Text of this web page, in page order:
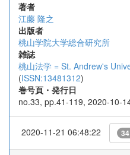
著者
江藤 隆之
出版者
桃山学院大学総合研究所
雑誌
桃山法学 = St. Andrew's
(ISSN:13481312)
巻号頁・発行日
no.33, pp.41-119, 2020-10-
2020-11-21 06:48:22